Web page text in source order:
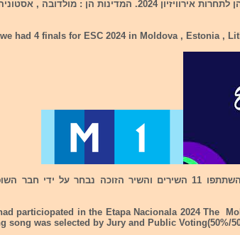
אתמול נוספו 4 מדינות השולחות את שיריהן לתחרות אירוויזיון 2024. המדינות הן :
had 4 finals for ESC 2024 in Moldova , Estonia ,
בקדם המולדבי לתחרות אירוויזיון 2024 השתתפו 11 השירים והשיר הזוכה נבחר על
particiopated in the Etapa Nacionala 2024 The
song was selected by Jury and Public Voting(50%/